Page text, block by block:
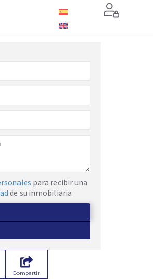
para recibir una
de su inmobiliaria
Compartir